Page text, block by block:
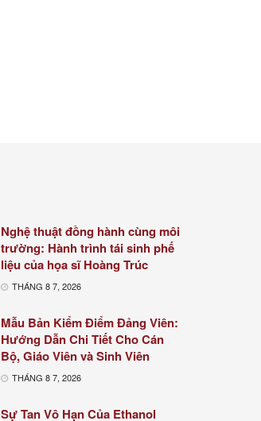
Nghệ thuật đồng hành cùng môi
trường: Hành trình tái sinh phế
liệu của họa sĩ Hoàng Trúc
THÁNG 8 7, 2026
Mẫu Bản Kiểm Điểm Đảng Viên:
Hướng Dẫn Chi Tiết Cho Cán
Bộ, Giáo Viên và Sinh Viên
THÁNG 8 7, 2026
Sự Tan Vô Hạn Của Ethanol